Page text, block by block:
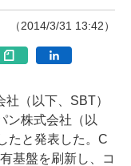
（2014/3/31 13:42）
（以下、SBT）
ン株式会社（以
たと発表した。C
基盤を刷新し、コ